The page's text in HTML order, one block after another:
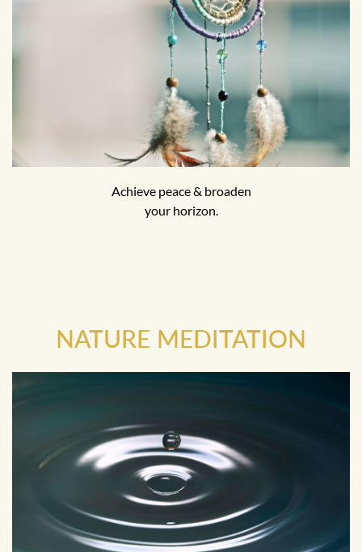
Achieve peace & broaden
your horizon.
NATURE MEDITATION